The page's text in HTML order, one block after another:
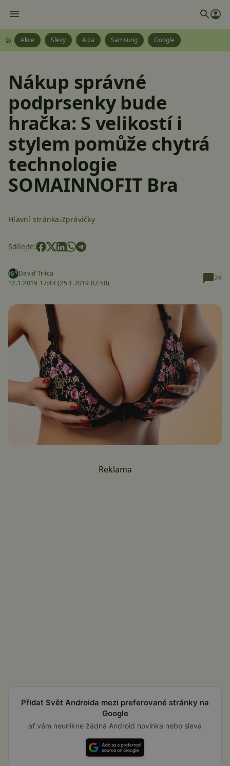
Akce Slevy Alza Samsung Google
Nákup správné
podprsenky bude
hračka: S velikostí i
stylem pomůže chytrá
technologie
SOMAINNOFIT Bra
Hlavní stránka Zprávičky
Sdílejte:
David Trlica
12.1.2019 17:44 (25.1.2019 07:50)
28
Reklama
Přidat Svět Androida mezi preferované stránky na
Google
ať vám neunikne žádná Android novinka nebo sleva